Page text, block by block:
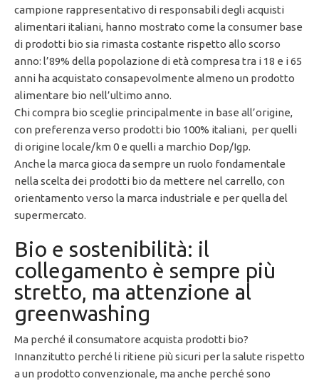
campione rappresentativo di responsabili degli acquisti
alimentari italiani, hanno mostrato come la consumer base
di prodotti bio sia rimasta costante rispetto allo scorso
anno: l’89% della popolazione di età compresa tra i 18 e i 65
anni ha acquistato consapevolmente almeno un prodotto
alimentare bio nell’ultimo anno.
Chi compra bio sceglie principalmente in base all’origine,
con preferenza verso prodotti bio 100% italiani, per quelli
di origine locale/km 0 e quelli a marchio Dop/Igp.
Anche la marca gioca da sempre un ruolo fondamentale
nella scelta dei prodotti bio da mettere nel carrello, con
orientamento verso la marca industriale e per quella del
supermercato.
Bio e sostenibilità: il
collegamento è sempre più
stretto, ma attenzione al
greenwashing
Ma perché il consumatore acquista prodotti bio?
Innanzitutto perché li ritiene più sicuri per la salute rispetto
a un prodotto convenzionale, ma anche perché sono